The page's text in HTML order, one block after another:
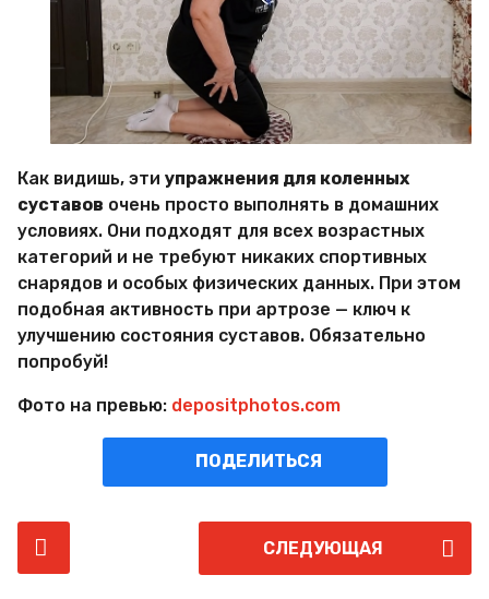
Как видишь, эти упражнения для коленных
суставов очень просто выполнять в домашних
условиях. Они подходят для всех возрастных
категорий и не требуют никаких спортивных
снарядов и особых физических данных. При этом
подобная активность при артрозе — ключ к
улучшению состояния суставов. Обязательно
попробуй!
Фото на превью: depositphotos.com
ПОДЕЛИТЬСЯ
o
СЛЕДУЮЩАЯ